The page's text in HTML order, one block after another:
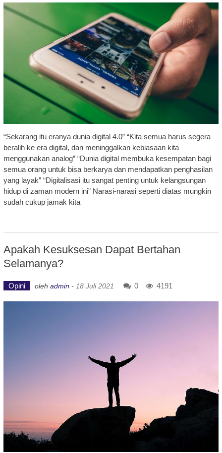
“Sekarang itu eranya dunia digital 4.0” “Kita semua harus segera
beralih ke era digital, dan meninggalkan kebiasaan kita
menggunakan analog” “Dunia digital membuka kesempatan bagi
semua orang untuk bisa berkarya dan mendapatkan penghasilan
yang layak” “Digitalisasi itu sangat penting untuk kelangsungan
hidup di zaman modern ini” Narasi-narasi seperti diatas mungkin
sudah cukup jamak kita
Apakah Kesuksesan Dapat Bertahan
Selamanya?
Opini oleh admin - 18 Juli 2021 0 4191